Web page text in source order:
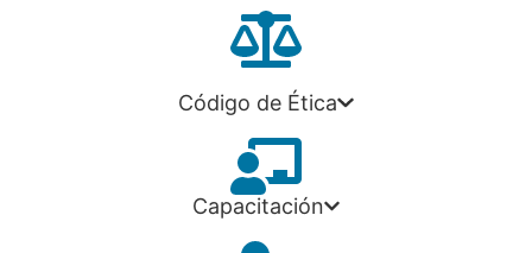
Código de Ética
Capacitación